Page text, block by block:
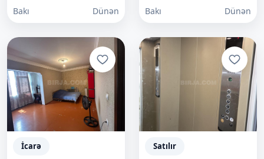
Bakı Dünən Bakı Dünən
İcarə Satılır